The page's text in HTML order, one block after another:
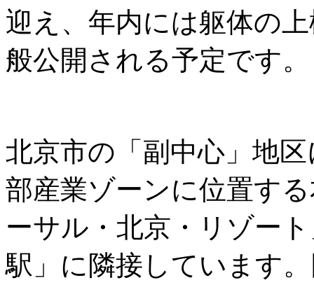
迎え、年内には躯体の
般公開される予定です。
北京市の「副中心」地
部産業ゾーンに位置す
ーサル・北京・リゾー
駅」に隣接しています